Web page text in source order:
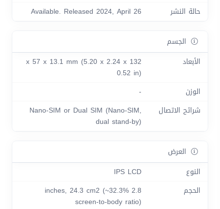
حالة النشر
Available. Released 2024, April 26
الجسم
الأبعاد
132 x 57 x 13.1 mm (5.20 x 2.24 x
0.52 in)
الوزن
-
شرائح الاتصال
Nano-SIM or Dual SIM (Nano-SIM,
dual stand-by)
العرض
النوع
IPS LCD
الحجم
2.8 inches, 24.3 cm2 (~32.3%
screen-to-body ratio)